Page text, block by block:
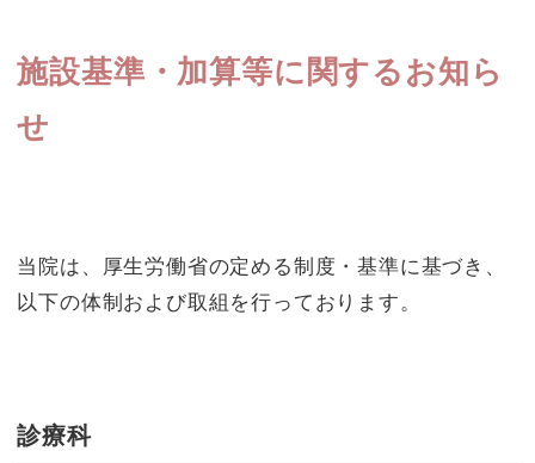
施設基準・加算等に関するお知ら
せ
当院は、厚生労働省の定める制度・基準に基づき、
以下の体制および取組を行っております。
診療科